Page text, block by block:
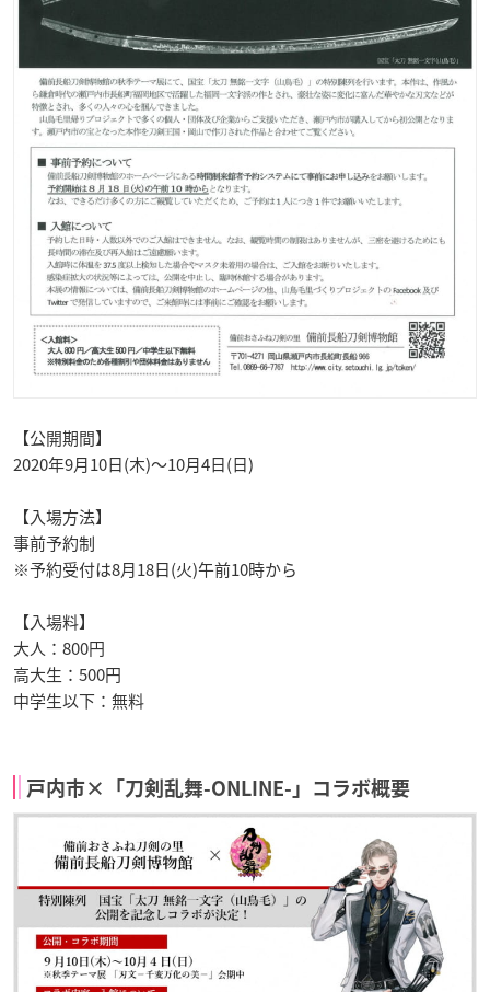
【公開期間】
2020年9月10日(木)～10月4日(日)
【入場方法】
事前予約制
※予約受付は8月18日(火)午前10時から
【入場料】
大人：800円
高大生：500円
中学生以下：無料
戸内市×「刀剣乱舞-ONLINE-」コラボ概要